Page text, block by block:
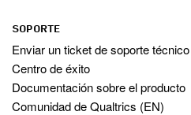
SOPORTE
Enviar un ticket de soporte técnico
Centro de éxito
Documentación sobre el producto
Comunidad de Qualtrics (EN)